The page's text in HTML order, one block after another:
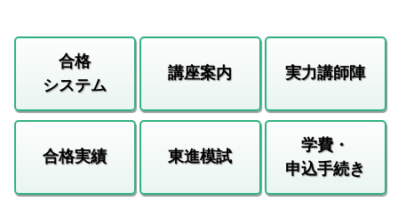
合格
システム
講座案内 実力講師陣
合格実績 東進模試
学費・
申込手続き